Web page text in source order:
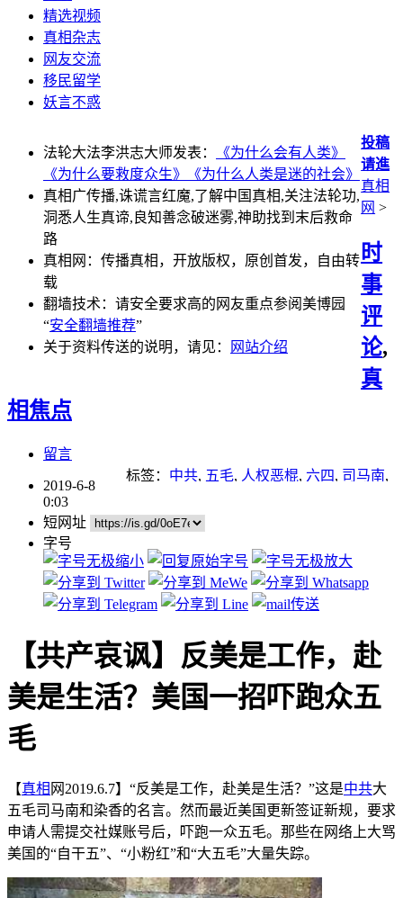
精选视频
真相杂志
网友交流
移民留学
妖言不惑
法轮大法李洪志大师发表：
《为什么会有人类》
《为什么要救度众生》
《为什么人类是迷的社会》
真相广传播,诛谎言红魔,了解中国真相,关注法轮功,
洞悉人生真谛,良知善念破迷雾,神助找到末后救命
路
真相网：传播真相，开放版权，原创首发，自由转
载
翻墙技术：请安全要求高的网友重点参阅美博园
“安全翻墙推荐”
关于资料传送的说明，请见：
网站介绍
投稿
请進
真相
网 >
时
事
评
论,
真
相焦点
留言
标签： 中共, 五毛, 人权恶棍, 六四, 司马南,
2019-6-8
0:03
短网址
字号
【共产哀讽】反美是工作，赴
美是生活？美国一招吓跑众五
毛
【真相 网2019.6.7】“反美是工作，赴美是生活？”这是中共大
五毛司马南和染香的名言。然而最近美国更新签证新规，要求
申请人需提交社媒账号后，吓跑一众五毛。那些在网络上大骂
美国的“自干五”、“小粉红”和“大五毛”大量失踪。